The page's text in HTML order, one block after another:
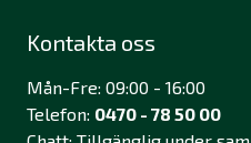
Kontakta oss
Mån-Fre: 09:00 - 16:00
Telefon: 0470 - 78 50 00